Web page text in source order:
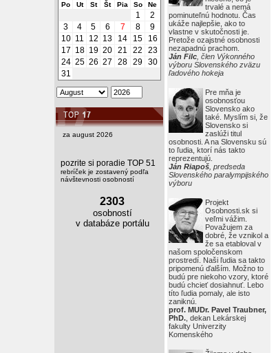
trvalé a nemá
pominuteľnú hodnotu. Čas
ukáže najlepšie, ako to
vlastne v skutočnosti je.
Pretože ozajstné osobnosti
nezapadnú prachom.
Ján Filc , člen Výkonného
výboru Slovenského zväzu
ľadového hokeja
Pre mňa je
osobnosťou
Slovensko ako
také. Myslím si, že
Slovensko si
zaslúži titul
osobnosti. A na Slovensku sú
to ľudia, ktorí nás takto
reprezentujú.
Ján Riapoš , predseda
Slovenského paralympijského
výboru
Projekt
Osobnosti.sk si
veľmi vážim.
Považujem za
dobré, že vznikol a
že sa etabloval v
našom spoločenskom
prostredí. Naši ľudia sa takto
pripomenú ďalším. Možno to
budú pre niekoho vzory, ktoré
budú chcieť dosiahnuť. Lebo
títo ľudia pomaly, ale isto
zaniknú.
prof. MUDr. Pavel Traubner,
PhD. , dekan Lekárskej
fakulty Univerzity
Komenského
Po Ut St Št Pia So Ne
1
2
3
4 5 6 7 8
9
10 11 12 13 14 15
16
17 18 19 20 21 22
23
24 25 26 27 28 29 30
31
za august 2026
pozrite si poradie TOP 51
rebríček je zostavený podľa
návštevnosti osobností
2303
osobností
v databáze portálu